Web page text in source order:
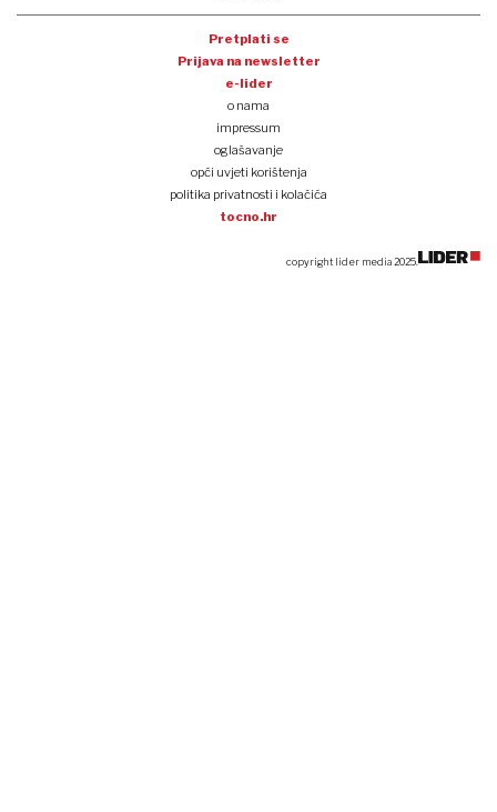
Pretplati se
Prijava na newsletter
e-lider
o nama
impressum
oglašavanje
opći uvjeti korištenja
politika privatnosti i kolačića
tocno.hr
copyright lider media 2025.